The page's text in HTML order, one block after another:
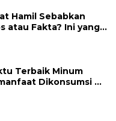
Hamil Sebabkan
atau Fakta? Ini yang
Terbaik Minum
Dikonsumsi di